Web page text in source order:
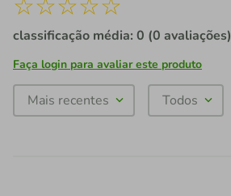
classificação média: 0 (0 avaliações)
Faça login para avaliar este produto
Mais recentes Todos